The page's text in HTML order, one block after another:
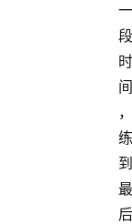
一
段
时
间
，
练
到
最
后